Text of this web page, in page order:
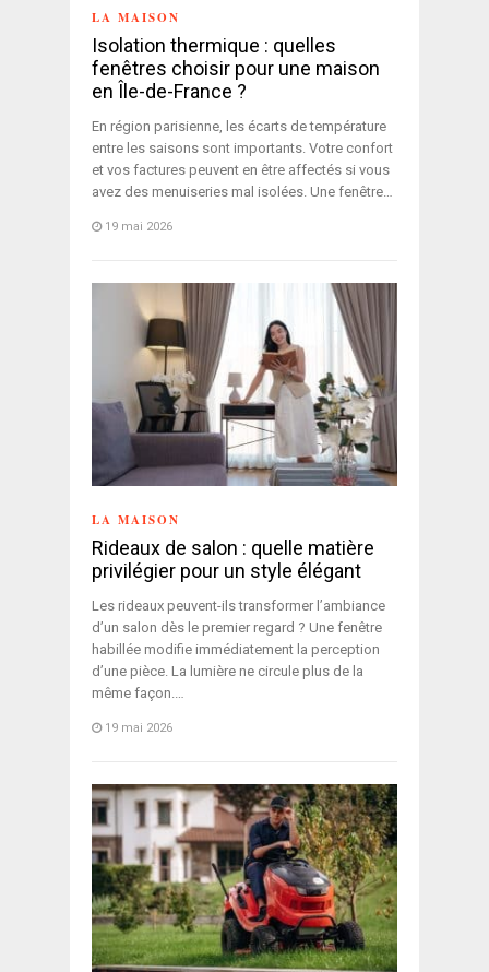
LA MAISON
Isolation thermique : quelles
fenêtres choisir pour une maison
en Île-de-France ?
En région parisienne, les écarts de température
entre les saisons sont importants. Votre confort
et vos factures peuvent en être affectés si vous
avez des menuiseries mal isolées. Une fenêtre…
19 mai 2026
LA MAISON
Rideaux de salon : quelle matière
privilégier pour un style élégant
Les rideaux peuvent-ils transformer l’ambiance
d’un salon dès le premier regard ? Une fenêtre
habillée modifie immédiatement la perception
d’une pièce. La lumière ne circule plus de la
même façon.…
19 mai 2026